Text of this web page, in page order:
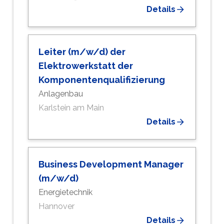
Details
Leiter (m/w/d) der
Elektrowerkstatt der
Komponentenqualifizierung
Anlagenbau
Karlstein am Main
Details
Business Development Manager
(m/w/d)
Energietechnik
Hannover
Details